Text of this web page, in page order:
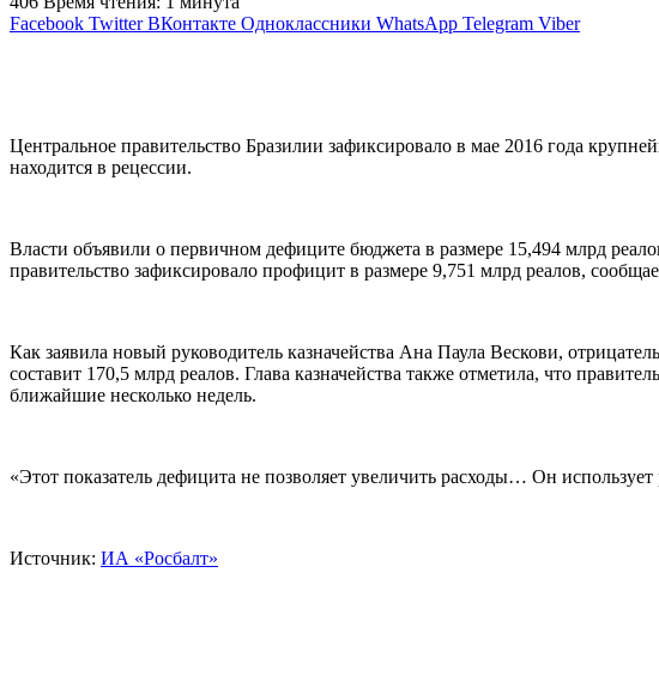
Facebook Twitter ВКонтакте Одноклассники WhatsApp Telegram Viber
Центральное правительство Бразилии зафиксировало в мае 2016 года
находится в рецессии.
Власти объявили о первичном дефиците бюджета в размере 15,494 млрд
правительство зафиксировало профицит в размере 9,751 млрд реалов,
Как заявила новый руководитель казначейства Ана Паула Вескови,
составит 170,5 млрд реалов. Глава казначейства также отметила, что
ближайшие несколько недель.
«Этот показатель дефицита не позволяет увеличить расходы… Он
Источник: ИА «Росбалт»